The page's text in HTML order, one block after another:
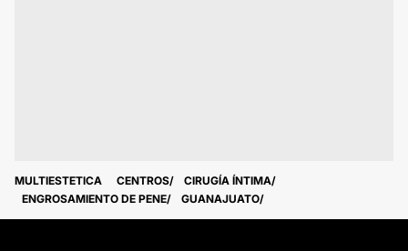
MULTIESTETICA CENTROS
CIRUGÍA ÍNTIMA
ENGROSAMIENTO DE PENE
GUANAJUATO